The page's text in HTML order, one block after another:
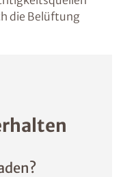
die Belüftung